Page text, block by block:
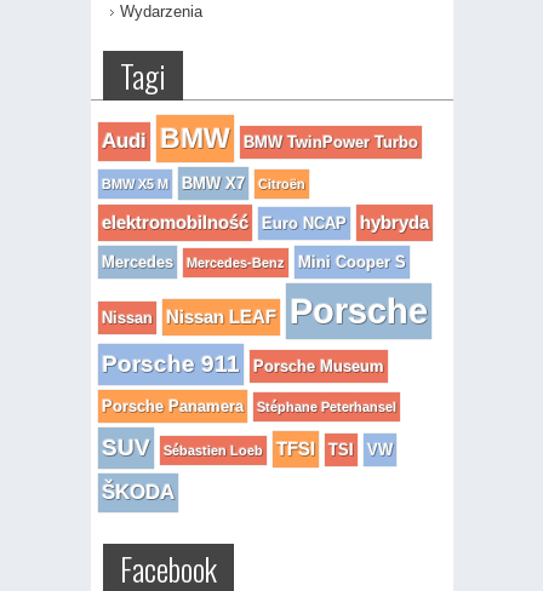
Wydarzenia
Tagi
Audi BMW BMW TwinPower Turbo
BMW X5 M BMW X7 Citroën
elektromobilność Euro NCAP hybryda
Mercedes Mercedes-Benz Mini Cooper S
Nissan Nissan LEAF Porsche
Porsche 911 Porsche Museum
Porsche Panamera Stéphane Peterhansel
SUV Sébastien Loeb TFSI TSI VW
ŠKODA
Facebook